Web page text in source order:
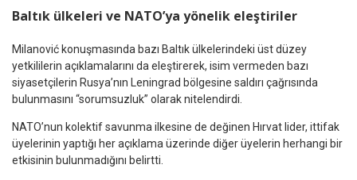
Baltık ülkeleri ve NATO’ya yönelik eleştiriler
Milanović konuşmasında bazı Baltık ülkelerindeki üst düzey
yetkililerin açıklamalarını da eleştirerek, isim vermeden bazı
siyasetçilerin Rusya’nın Leningrad bölgesine saldırı çağrısında
bulunmasını “sorumsuzluk” olarak nitelendirdi.
NATO’nun kolektif savunma ilkesine de değinen Hırvat lider, ittifak
üyelerinin yaptığı her açıklama üzerinde diğer üyelerin herhangi bir
etkisinin bulunmadığını belirtti.